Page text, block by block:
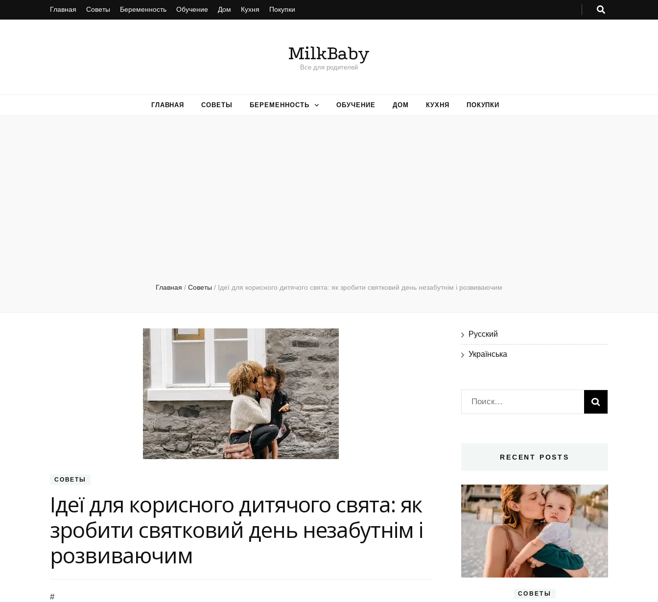
Главная Советы Беременность Обучение Дом Кухня Покупки
MilkBaby
Все для родителей
ГЛАВНАЯ СОВЕТЫ БЕРЕМЕННОСТЬ ОБУЧЕНИЕ ДОМ КУХНЯ ПОКУПКИ
Главная / Советы / Ідеї для корисного дитячого свята: як зробити святковий день незабутнім і розвиваючим
СОВЕТЫ
Ідеї для корисного дитячого свята: як
зробити святковий день незабутнім і
розвиваючим
#
Русский
Українська
Найти:
RECENT POSTS
СОВЕТЫ